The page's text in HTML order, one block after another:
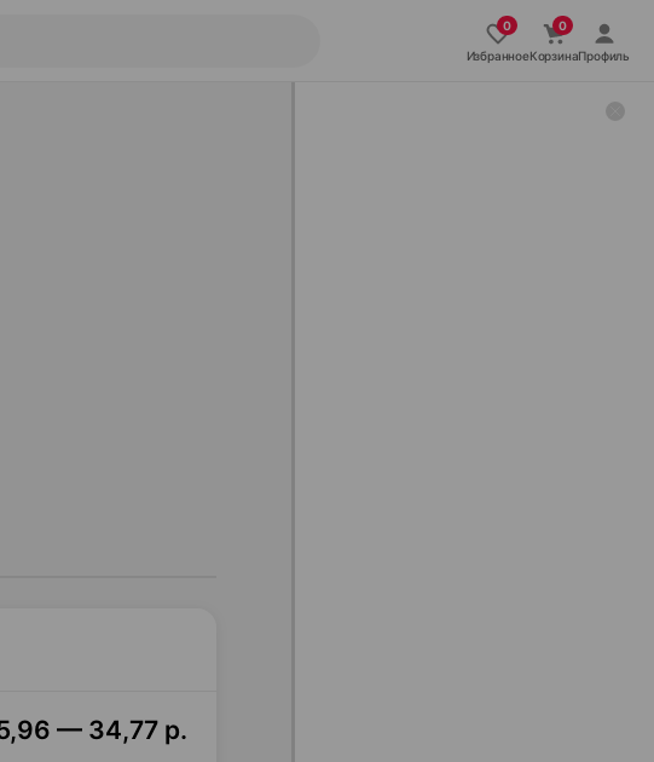
ИзбранноеКорзинаПрофиль
— 34,77 р.